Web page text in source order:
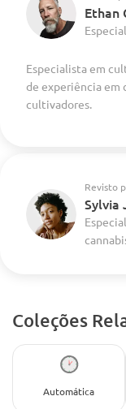
Ethan
Especialista em
de experiência em
cultivadores.
Revisto
Sylvia
Coleções
Automática